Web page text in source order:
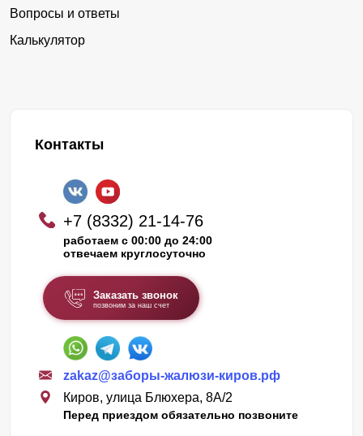
Вопросы и ответы
Калькулятор
Контакты
+7 (8332) 21-14-76
работаем с 00:00 до 24:00
отвечаем круглосуточно
Заказать звонок
позвоним за наш счет
zakaz@заборы-жалюзи-киров.рф
Киров, улица Блюхера, 8А/2
Перед приездом обязательно позвоните